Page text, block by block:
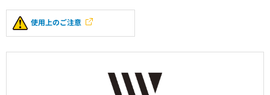
使用上のご注意